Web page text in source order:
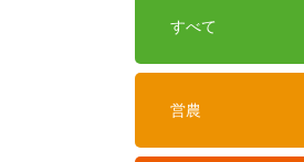
すべて
営農